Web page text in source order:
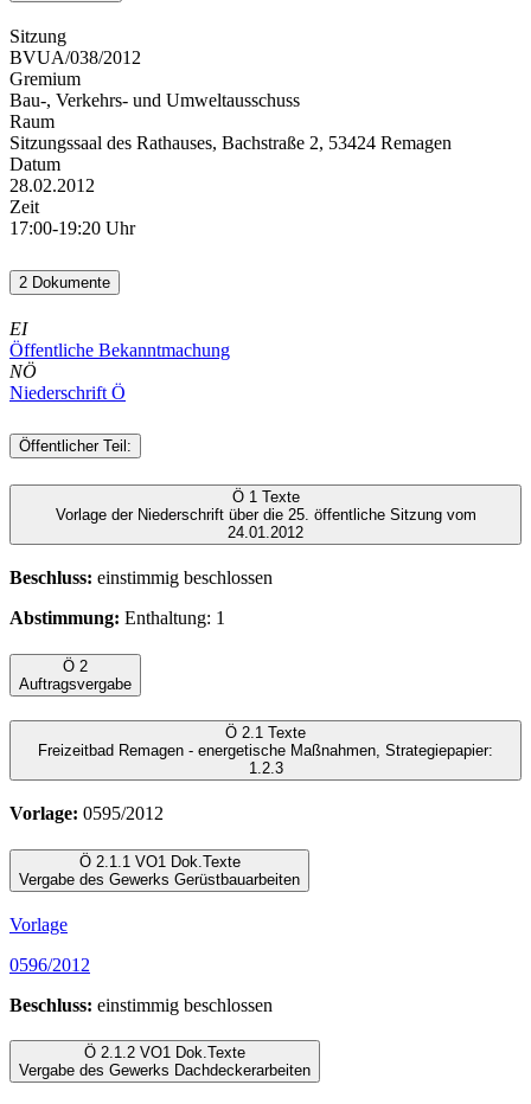
Sitzung
BVUA/038/2012
Gremium
Bau-, Verkehrs- und Umweltausschuss
Raum
Sitzungssaal des Rathauses, Bachstraße 2, 53424 Remagen
Datum
28.02.2012
Zeit
17:00-19:20 Uhr
2 Dokumente
EI
Öffentliche Bekanntmachung
NÖ
Niederschrift Ö
Öffentlicher Teil:
Ö 1 Texte
Vorlage der Niederschrift über die 25. öffentliche Sitzung vom
24.01.2012
Beschluss: einstimmig beschlossen
Abstimmung: Enthaltung: 1
Ö 2
Auftragsvergabe
Ö 2.1 Texte
Freizeitbad Remagen - energetische Maßnahmen, Strategiepapier:
1.2.3
Vorlage: 0595/2012
Ö 2.1.1 VO1 Dok. Texte
Vergabe des Gewerks Gerüstbauarbeiten
Vorlage
0596/2012
Beschluss: einstimmig beschlossen
Ö 2.1.2 VO1 Dok.Texte
Vergabe des Gewerks Dachdeckerarbeiten